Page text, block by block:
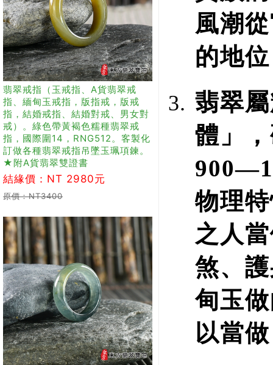
翡翠戒指（玉戒指、A貨翡翠戒
指、緬甸玉戒指，版指戒，版戒
指，結婚戒指、結婚對戒、男女對
戒）。綠色帶黃褐色糯種翡翠戒
指，國際圍14，RNG512。客製化
訂做各種翡翠戒指吊墜玉珮項鍊。
★附A貨翡翠雙證書
結緣價：NT 2980元
原價：NT3400
風潮
的地
翡翠
體」
物理
之人
煞、
甸玉
以當